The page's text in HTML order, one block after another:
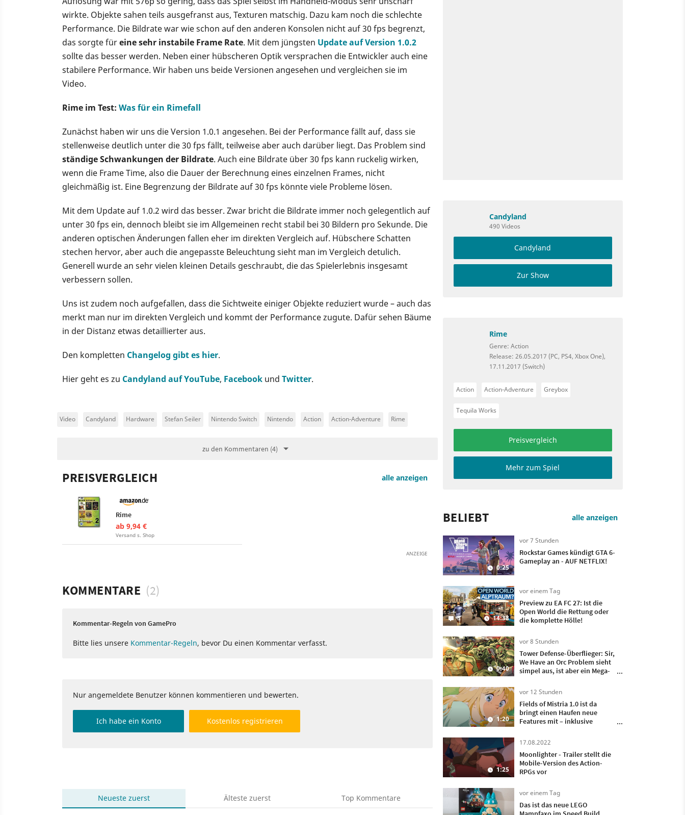
wirkte. Objekte sahen teils ausgefranst aus, Texturen matschig. Dazu kam noch die schlechte
Performance. Die Bildrate war wie schon auf den anderen Konsolen nicht auf 30 fps begrenzt,
das sorgte füreine sehr instabile Frame Rate. Mit dem jüngsten Update auf Version 1.0.2
sollte das besser werden. Neben einer hübscheren Optik versprachen die Entwickler auch eine
stabilere Performance. Wir haben uns beide Versionen angesehen und vergleichen sie im
Video.
Rime im Test: Was für ein Rimefall
Zunächst haben wir uns die Version 1.0.1 angesehen. Bei der Performance fällt auf, dass sie
stellenweise deutlich unter die 30 fps fällt, teilweise aber auch darüber liegt. Das Problem sind
ständige Schwankungen der Bildrate. Auch eine Bildrate über 30 fps kann ruckelig wirken,
wenn die Frame Time, also die Dauer der Berechnung eines einzelnen Frames, nicht
gleichmäßig ist. Eine Begrenzung der Bildrate auf 30 fps könnte viele Probleme lösen.
Mit dem Update auf 1.0.2 wird das besser. Zwar bricht die Bildrate immer noch gelegentlich auf
unter 30 fps ein, dennoch bleibt sie im Allgemeinen recht stabil bei 30 Bildern pro Sekunde. Die
anderen optischen Änderungen fallen eher im direkten Vergleich auf. Hübschere Schatten
stechen hervor, aber auch die angepasste Beleuchtung sieht man im Vergleich detulich.
Generell wurde an sehr vielen kleinen Details geschraubt, die das Spielerlebnis insgesamt
verbessern sollen.
Uns ist zudem noch aufgefallen, dass die Sichtweite einiger Objekte reduziert wurde – auch das
merkt man nur im direkten Vergleich und kommt der Performance zugute. Dafür sehen Bäume
in der Distanz etwas detaillierter aus.
Den kompletten Changelog gibt es hier.
Hier geht es zu Candyland auf YouTube, Facebook und Twitter.
Video Candyland Hardware Stefan Seiler Nintendo Switch Nintendo Action Action-Adventure Rime
zu den Kommentaren (4)
PREISVERGLEICH alle anzeigen
Rime
ab 9,94 €
Versand s. Shop
ANZEIGE
KOMMENTARE (2)
Kommentar-Regeln von GamePro
Bitte lies unsere Kommentar-Regeln, bevor Du einen Kommentar verfasst.
Nur angemeldete Benutzer können kommentieren und bewerten.
Ich habe ein Konto Kostenlos registrieren
Neueste zuerst Älteste zuerst Top Kommentare
Candyland
490 Videos
Candyland
Zur Show
Rime
Genre: Action
Release: 26.05.2017 (PC, PS4, Xbox One),
17.11.2017 (Switch)
Action Action-Adventure Greybox
Tequila Works
Preisvergleich
Mehr zum Spiel
BELIEBT alle anzeigen
0:25
vor 7 Stunden
Rockstar Games kündigt GTA 6-
Gameplay an - AUF NETFLIX!
3 14:38
vor einem Tag
Preview zu EA FC 27: Ist die
Open World die Rettung oder
die komplette Hölle!
0:40
vor 8 Stunden
Tower Defense-Überflieger: Sir,
We Have an Orc Problem sieht
simpel aus, ist aber ein Mega-
1:20
vor 12 Stunden
Fields of Mistria 1.0 ist da
bringt einen Haufen neue
Features mit – inklusive
1:25
17.08.2022
Moonlighter - Trailer stellt die
Mobile-Version des Action-
RPGs vor
vor einem Tag
Das ist das neue LEGO